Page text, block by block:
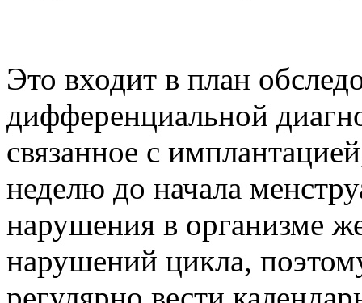
Это входит в план
дифференциальной
связанное с
неделю до начала
нарушения в организме
нарушений цикла,